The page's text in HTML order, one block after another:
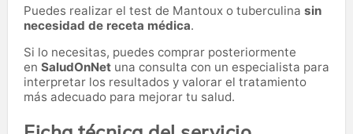
Puedes realizar el test de Mantoux o tuberculina sin
necesidad de receta médica.
Si lo necesitas, puedes comprar posteriormente
en SaludOnNet una consulta con un especialista para
interpretar los resultados y valorar el tratamiento
más adecuado para mejorar tu salud.